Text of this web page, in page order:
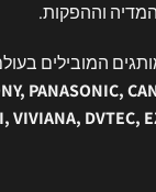
וההפקות.
המובילים
PANASONIC,
VIVIANA, DVTEC,